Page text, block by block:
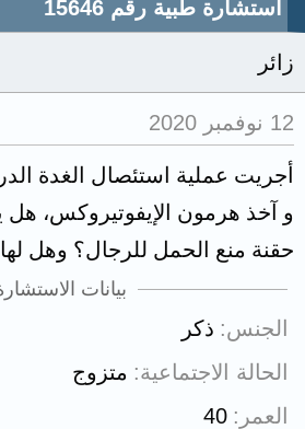
استشارة طبية رقم 15646
زائر
12 نوفمبر 2020
أجريت عملية استئصال الغدة
و آخذ هرمون الإيفوتيروكس، هل
حقنة منع الحمل للرجال؟ وهل
بيانات
الجنس ذكر
الحالة الاجتماعية
متزوج
العمر
40